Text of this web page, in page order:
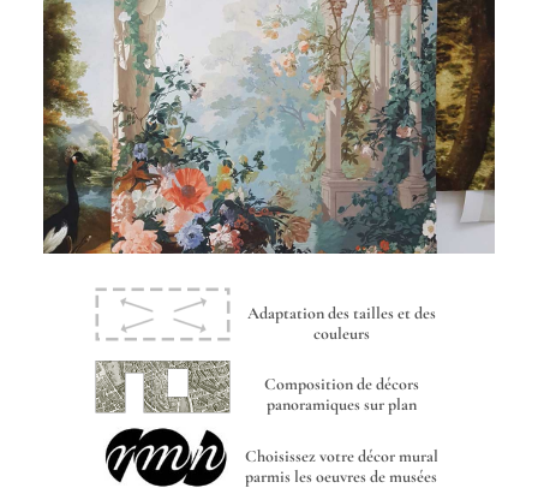
Adaptation des tailles et des
couleurs
Composition de décors
panoramiques sur plan
Choisissez votre décor mural
parmis les oeuvres de musées